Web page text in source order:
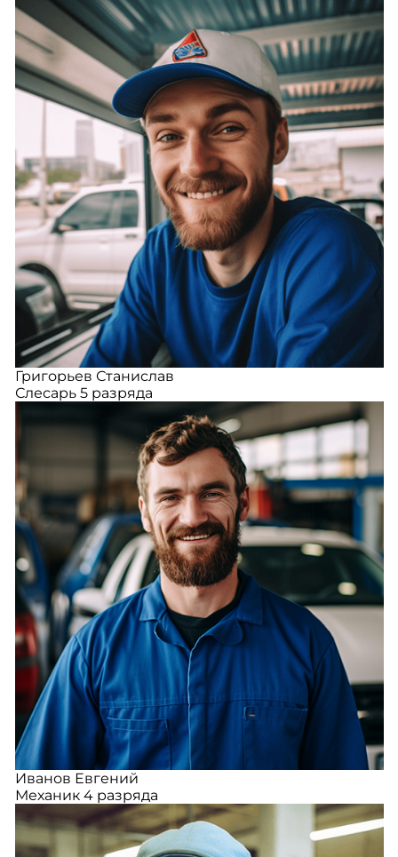
Григорьев Станислав
Слесарь 5 разряда
Иванов Евгений
Механик 4 разряда